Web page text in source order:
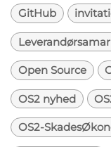
GitHub
Open Source
OS2 nyhed
OS2-